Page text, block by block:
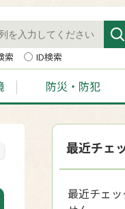
索 ID検索
防災・防犯
最近チェ
最近チェ